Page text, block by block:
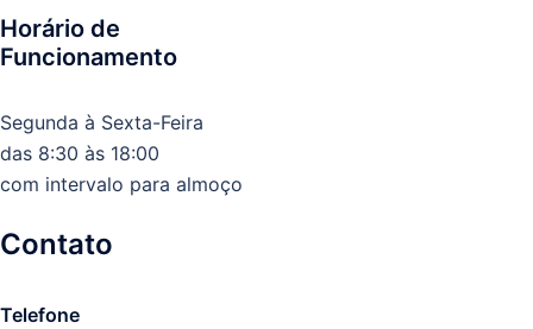
Horário de
Funcionamento
Segunda à Sexta-Feira
das 8:30 às 18:00
com intervalo para almoço
Contato
Telefone